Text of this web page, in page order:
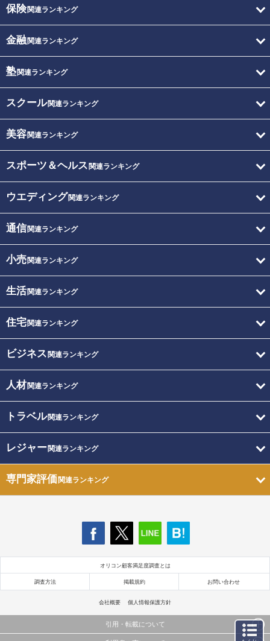
保険関連ランキング
金融関連ランキング
塾関連ランキング
スクール関連ランキング
美容関連ランキング
スポーツ＆ヘルス 関連ランキング
ウエディング関連ランキング
通信関連ランキング
小売関連ランキング
生活関連ランキング
住宅関連ランキング
ビジネス 関連ランキング
人材関連ランキング
トラベル関連ランキング
レジャー関連ランキング
専門家評価関連ランキング
オリコン顧客満足度調査とは
調査方法 掲載規約 お問い合わせ
会社概要 個人情報保護方針
引用・転載について